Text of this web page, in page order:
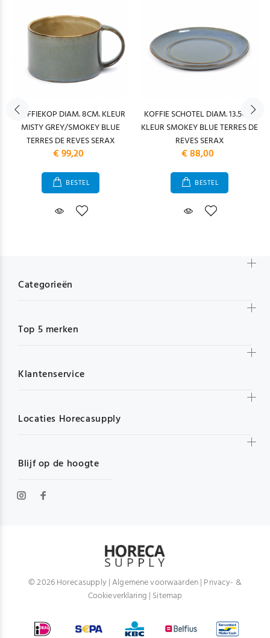
KOFFIEKOP DIAM. 8CM. KLEUR
MISTY GREY/SMOKEY BLUE
TERRES DE REVES SERAX
€ 99,20
BESTEL
KOFFIE SCHOTEL DIAM. 13.5CM.
KLEUR SMOKEY BLUE TERRES DE
REVES SERAX
€ 88,00
BESTEL
Blijf op de hoogte
Categorieën
Top 5 merken
Klantenservice
Locaties Horecasupply
© 2026 Horecasupply |Algemene voorwaarden| Privacy- &
Cookieverklaring | Sitemap